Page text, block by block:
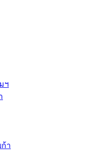
ฯ
า